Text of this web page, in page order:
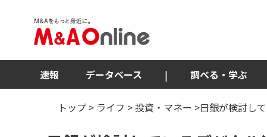
速報 データベース | 調べる・学ぶ
トップ > ライフ >投資・マネー >日銀が検討し